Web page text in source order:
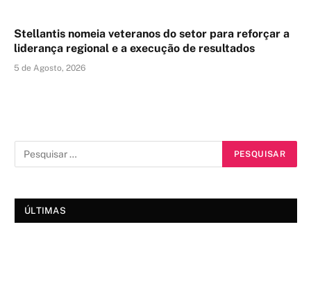
Stellantis nomeia veteranos do setor para reforçar a
liderança regional e a execução de resultados
5 de Agosto, 2026
ÚLTIMAS